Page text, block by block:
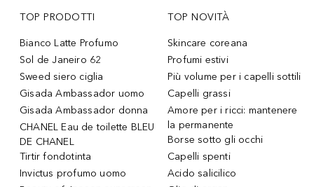
TOP PRODOTTI
Bianco Latte Profumo
Sol de Janeiro 62
Sweed siero ciglia
Gisada Ambassador uomo
Gisada Ambassador donna
CHANEL Eau de toilette BLEU
DE CHANEL
Tirtir fondotinta
Invictus profumo uomo
TOP NOVITÀ
Skincare coreana
Profumi estivi
Più volume per i capelli sottili
Capelli grassi
Amore per i ricci: mantenere
la permanente
Borse sotto gli occhi
Capelli spenti
Acido salicilico